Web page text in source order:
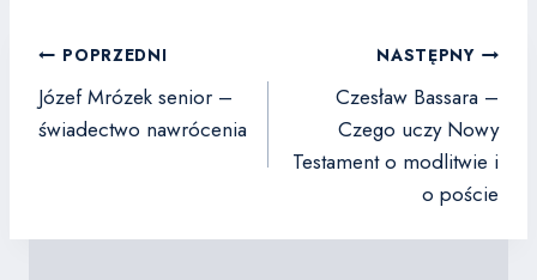
Nawigacja
wpisu
POPRZEDNI
Józef Mrózek senior –
świadectwo nawrócenia
NASTĘPNY
Czesław Bassara –
Czego uczy Nowy
Testament o modlitwie i
o poście